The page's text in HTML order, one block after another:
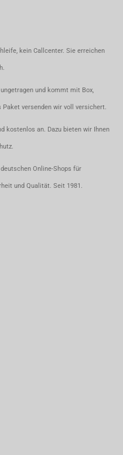
kein Callcenter. Sie erreichen
und kommt mit Box,
versenden wir voll versichert.
kostenlos an. Dazu bieten wir Ihnen
Online-Shops für
und Qualität. Seit 1981.